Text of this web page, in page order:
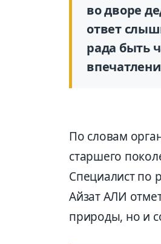
во дворе
ответ
рада быть
По словам
старшего
Специалист по
Айзат АЛИ
природы, но и